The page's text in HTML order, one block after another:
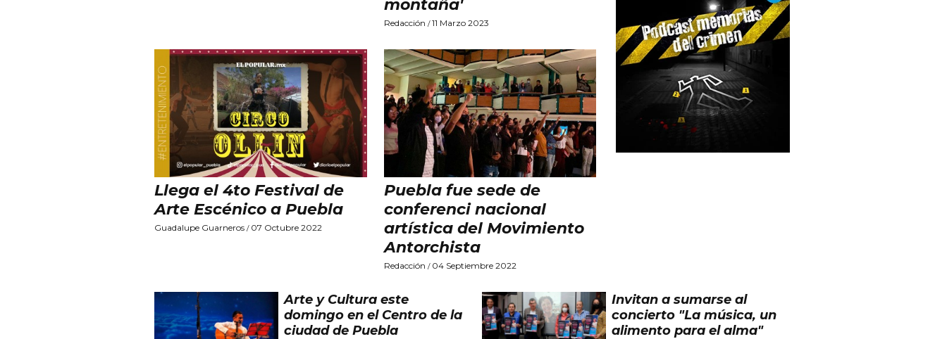
montaña'
Redacción /11 Marzo 2023
Llega el 4to Festival de
Arte Escénico a Puebla
Guadalupe Guarneros / 07 Octubre 2022
Puebla fue sede de
conferenci nacional
artística del Movimiento
Antorchista
Redacción / 04 Septiembre 2022
Arte y Cultura este
domingo en el Centro de la
ciudad de Puebla
Invitan a sumarse al
concierto "La música, un
alimento para el alma"